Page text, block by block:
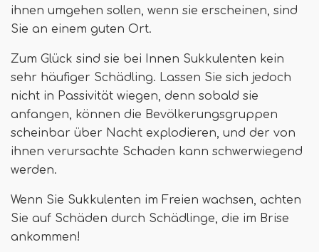
ihnen umgehen sollen, wenn sie erscheinen, sind
Sie an einem guten Ort.
Zum Glück sind sie bei Innen Sukkulenten kein
sehr häufiger Schädling. Lassen Sie sich jedoch
nicht in Passivität wiegen, denn sobald sie
anfangen, können die Bevölkerungsgruppen
scheinbar über Nacht explodieren, und der von
ihnen verursachte Schaden kann schwerwiegend
werden.
Wenn Sie Sukkulenten im Freien wachsen, achten
Sie auf Schäden durch Schädlinge, die im Brise
ankommen!